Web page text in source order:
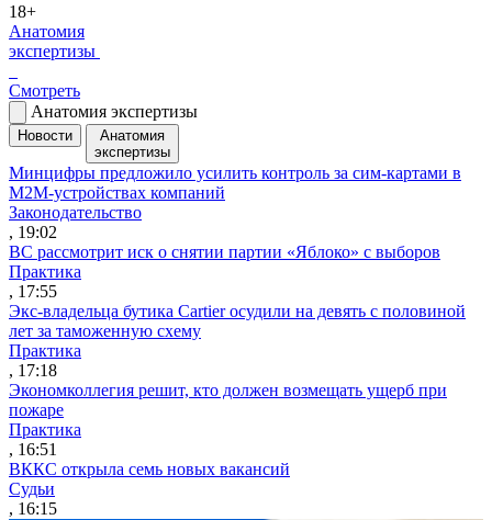
18+
Анатомия
экспертизы
Смотреть
Анатомия экспертизы
Новости
Анатомия
экспертизы
Минцифры предложило усилить контроль за сим-картами в
M2M-устройствах компаний
Законодательство
, 19:02
ВС рассмотрит иск о снятии партии «Яблоко» с выборов
Практика
, 17:55
Экс-владельца бутика Cartier осудили на девять с половиной
лет за таможенную схему
Практика
, 17:18
Экономколлегия решит, кто должен возмещать ущерб при
пожаре
Практика
, 16:51
ВККС открыла семь новых вакансий
Судьи
, 16:15